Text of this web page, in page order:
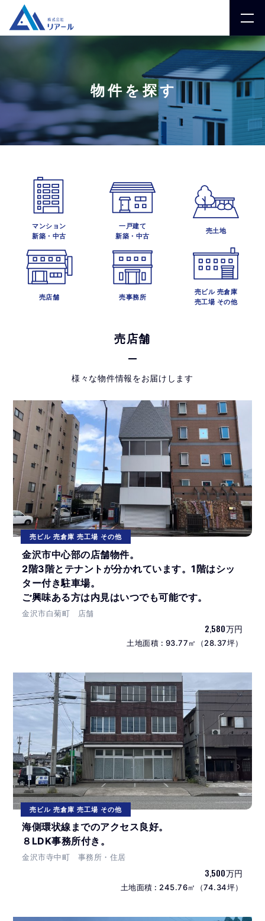
物件を探す
マンション
新築・中古
一戸建て
新築・中古
売土地
売店舗 売事務所
売ビル 売倉庫
売工場 その他
売店舗
様々な物件情報をお届けします
売ビル 売倉庫 売工場 その他
金沢市中心部の店舗物件。
2階3階とテナントが分かれています。1階はシッ
ター付き駐車場。
ご興味ある方は内見はいつでも可能です。
金沢市白菊町 店舗
2,580万円
土地面積 : 93.77㎡（28.37坪）
売ビル 売倉庫 売工場 その他
海側環状線までのアクセス良好。
８LDK事務所付き。
金沢市寺中町 事務所・住居
3,500万円
土地面積 : 245.76㎡（74.34坪）